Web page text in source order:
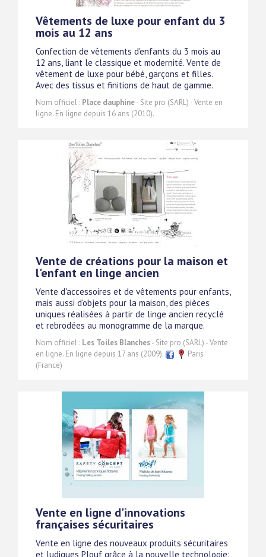
Vêtements de luxe pour enfant du 3
mois au 12 ans
Confection de vêtements d'enfants du 3 mois au
12 ans, liant le classique et modernité. Vente de
vêtement de luxe pour bébé, garçons et filles.
Avec des tissus et finitions de haut de gamme.
Nom officiel : Place dauphine- Site pro (SARL) - Vente en
ligne. En ligne depuis 16 ans (2010).
Vente de créations pour la maison et
l'enfant en linge ancien
Vente d'accessoires et de vêtements pour enfants,
mais aussi d'objets pour la maison, des pièces
uniques réalisées à partir de linge ancien recyclé
et rebrodées au monogramme de la marque.
Nom officiel : Les Toiles Blanches- Site pro (SARL) - Vente
en ligne. En ligne depuis 17 ans (2009).
Paris
(France)
Vente en ligne d'innovations
françaises sécuritaires
Vente en ligne des nouveaux produits sécuritaires
et ludiques Plouf grâce à la nouvelle technologie: